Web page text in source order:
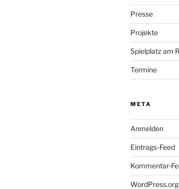
Presse
Projekte
Spielplatz am
Termine
META
Anmelden
Eintrags-Feed
Kommentar-
WordPress.org